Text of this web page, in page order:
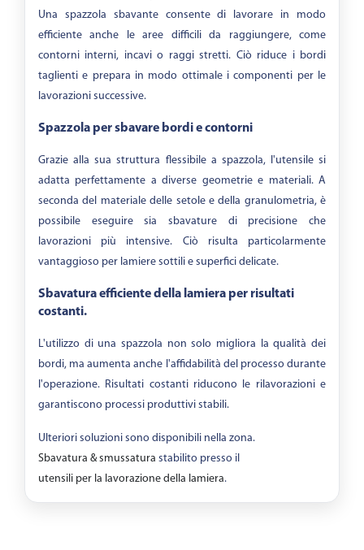
Una spazzola sbavante consente di lavorare in modo
efficiente anche le aree difficili da raggiungere, come
contorni interni, incavi o raggi stretti. Ciò riduce i bordi
taglienti e prepara in modo ottimale i componenti per le
lavorazioni successive.
Spazzola per sbavare bordi e contorni
Grazie alla sua struttura flessibile a spazzola, l'utensile si
adatta perfettamente a diverse geometrie e materiali. A
seconda del materiale delle setole e della granulometria, è
possibile eseguire sia sbavature di precisione che
lavorazioni più intensive. Ciò risulta particolarmente
vantaggioso per lamiere sottili e superfici delicate.
Sbavatura efficiente della lamiera per risultati
costanti.
L'utilizzo di una spazzola non solo migliora la qualità dei
bordi, ma aumenta anche l'affidabilità del processo durante
l'operazione. Risultati costanti riducono le rilavorazioni e
garantiscono processi produttivi stabili.
Ulteriori soluzioni sono disponibili nella zona.
Sbavatura & smussatura stabilito presso il
utensili per la lavorazione della lamiera.